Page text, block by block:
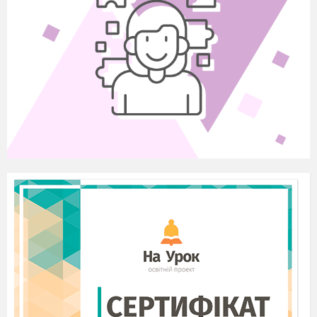
Мотиваційний етап. Забезпечення
емоційної готовності до уроку
Доброго дня! Діти, з яким настроєм ви
прийшли на урок?
Означте його одним прикметником. (
Добрий. Гарний. Тривожний.
А тепер подаруймо одне одному усмішку,
вона розпогодитьнаші душі, налаштує на
добру роботу. Усмішка кожного з вас –
особлива, вона індивідуальна,
тільки вам, бо кожен із вас – неповторний.
Чим ви неповторні? Що вирізняє вас з-
поміж інших? ( Я неповторна, бо маю
гарний голос, гарно співаю. Я